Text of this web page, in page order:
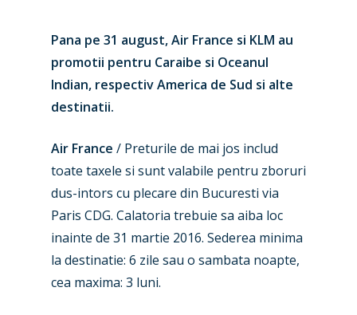
Pana pe 31 august, Air France si KLM au
promotii pentru Caraibe si Oceanul
Indian, respectiv America de Sud si alte
destinatii.
Air France / Preturile de mai jos includ
toate taxele si sunt valabile pentru zboruri
dus-intors cu plecare din Bucuresti via
Paris CDG. Calatoria trebuie sa aiba loc
inainte de 31 martie 2016. Sederea minima
la destinatie: 6 zile sau o sambata noapte,
cea maxima: 3 luni.